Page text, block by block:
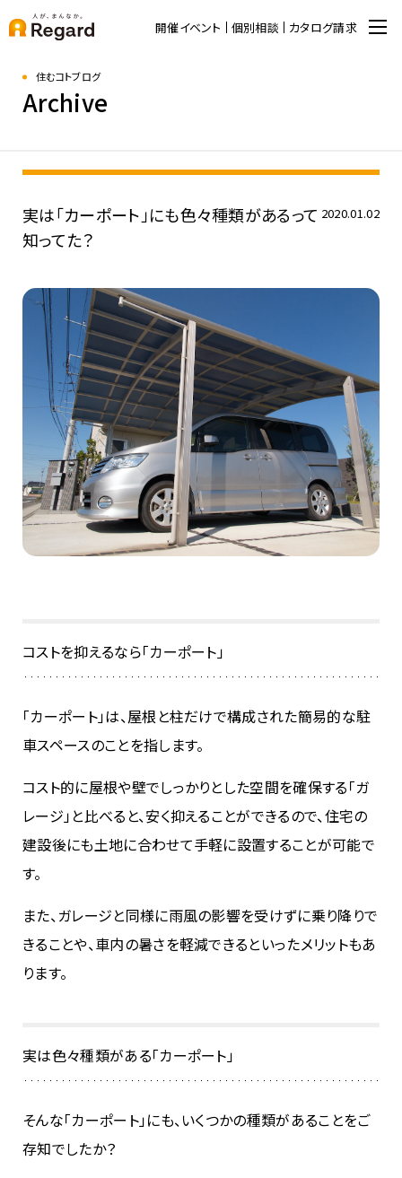
開催イベント 個別相談 カタログ請求
住むコトブログ
Archive
実は「カーポート」にも色々種類があるって
知ってた？
2020.01.02
コストを抑えるなら「カーポート」
「カーポート」は、屋根と柱だけで構成された簡易的な駐
車スペースのことを指します。
コスト的に屋根や壁でしっかりとした空間を確保する「ガ
レージ」と比べると、安く抑えることができるので、住宅の
建設後にも土地に合わせて手軽に設置することが可能で
す。
また、ガレージと同様に雨風の影響を受けずに乗り降りで
きることや、車内の暑さを軽減できるといったメリットもあ
ります。
実は色々種類がある「カーポート」
そんな「カーポート」にも、いくつかの種類があることをご
存知でしたか？